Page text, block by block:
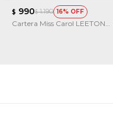
$ 990$ 1.190 16
Cartera Miss Carol LEETON